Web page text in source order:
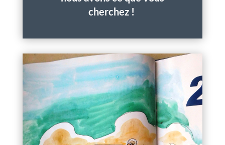
cherchez !